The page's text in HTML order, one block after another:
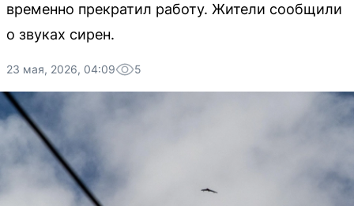
временно прекратил работу. Жители сообщили
о звуках сирен.
23 мая, 2026, 04:09 5